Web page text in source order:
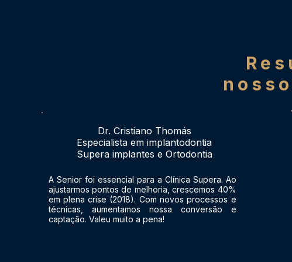
Dr. Cristiano Thomás
Especialista em implantodontia
Supera implantes e Ortodontia
A Senior foi essencial para a Clínica Supera. Ao
ajustarmos pontos de melhoria, crescemos 40%
em plena crise (2018). Com novos processos e
técnicas, aumentamos nossa conversão e
captação. Valeu muito a pena!